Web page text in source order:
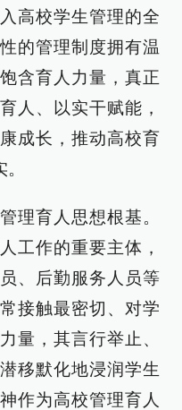
高校学生管理的全
的管理制度拥有温
含育人力量，真正
人、以实干赋能，
成长，推动高校育
理育人思想根基。
工作的重要主体，
、后勤服务人员等
接触最密切、对学
量，其言行举止、
移默化地浸润学生
作为高校管理育人